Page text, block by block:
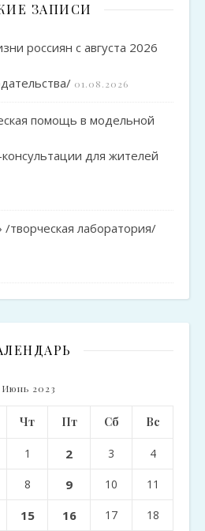
ЗАПИСИ
россиян с августа 2026
01.08.2026
помощь в модельной
для жителей
/творческая лаборатория/
Июнь 2023
Чт Пт Сб Вс
1 2 3 4
8 9 10 11
15 16 17 18